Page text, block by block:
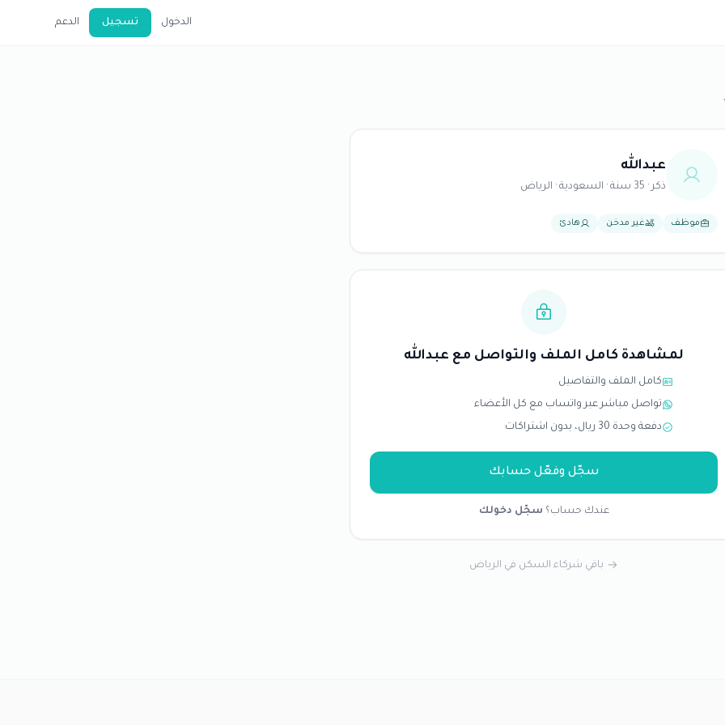
الدخول تسجيل الدعم
عبدالله
ذكر · 35 سنة · السعودية · الرياض
موظف غير مدخن هادئ
لمشاهدة كامل الملف والتواصل مع عبدالله
كامل الملف والتفاصيل
تواصل مباشر عبر واتساب مع كل الأعضاء
دفعة وحدة 30 ريال، بدون اشتراكات
سجّل وفعّل حسابك
عندك حساب؟ سجّل دخولك
باقي شركاء السكن في الرياض